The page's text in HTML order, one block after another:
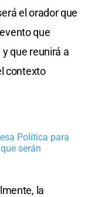
el orador que
que
que reunirá a
contexto
Política para
serán
la